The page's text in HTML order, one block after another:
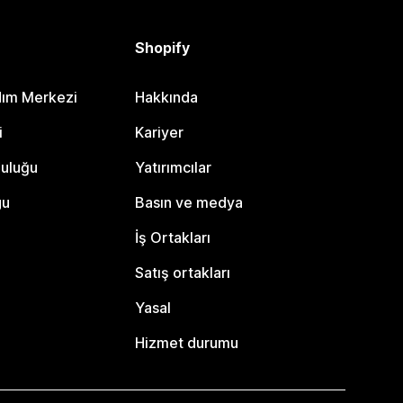
Merkezi
Shopify
Hakkında
Kariyer
Yatırımcılar
Basın ve medya
İş Ortakları
Satış ortakları
Yasal
Hizmet durumu